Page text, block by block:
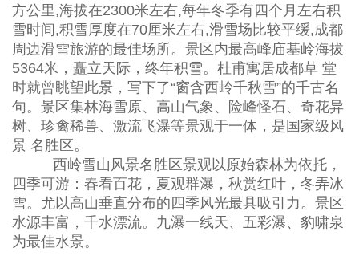
方公里,海拔在2300米左右,每年冬季有四个月左右积
雪时间,积雪厚度在70厘米左右,滑雪场比较平缓,成都
周边滑雪旅游的最佳场所。景区内最高峰庙基岭海拔
5364米，矗立天际，终年积雪。杜甫寓居成都草 堂
时就曾眺望此景，写下了“窗含西岭千秋雪”的千古名
句。景区集林海雪原、高山气象、险峰怪石、奇花异
树、珍禽稀兽、激流飞瀑等景观于一体，是国家级风
景 名胜区。
西岭雪山风景名胜区景观以原始森林为依托，
四季可游：春看百花，夏观群瀑，秋赏红叶，冬弄冰
雪。尤以高山垂直分布的四季风光最具吸引力。景区
水源丰富，千水漂流。九瀑一线天、五彩瀑、豹啸泉
为最佳水景。